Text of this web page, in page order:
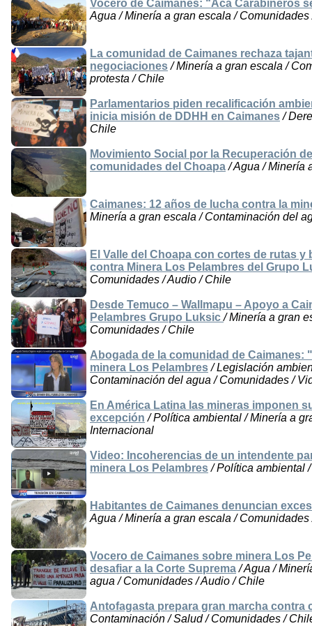
Vocero de Caimanes: “Acá Carabineros
Agua / Minería a gran escala /
La comunidad de Caimanes rechaza
negociaciones/ Minería a gran escala /
protesta / Chile
Parlamentarios piden recalificación
inicia misión de DDHH en Caimanes/
Chile
Movimiento Social por la Recuperación
comunidades del Choapa/ Agua / Minería
Caimanes: 12 años de lucha contra la
Minería a gran escala / Contaminación del
El Valle del Choapa con cortes de rutas
contra Minera Los Pelambres del Grupo
Comunidades / Audio / Chile
Desde Temuco – Wallmapu – Apoyo a
Pelambres Grupo Luksic/ Minería a gran
Comunidades / Chile
Abogada de la comunidad de
minera Los Pelambres/ Legislación
Contaminación del agua / Comunidades /
En América Latina las mineras imponen
excepción / Política ambiental / Minería a
Internacional
Video: Incoherencias de un intendente
minera Los Pelambres/ Política ambiental
Habitantes de Caimanes denuncian
Agua / Minería a gran escala /
Vocero de Caimanes sobre minera Los
desafiar a la Corte Suprema/ Agua /
agua / Comunidades / Audio / Chile
Antofagasta prepara gran marcha contra
Contaminación / Salud / Comunidades /